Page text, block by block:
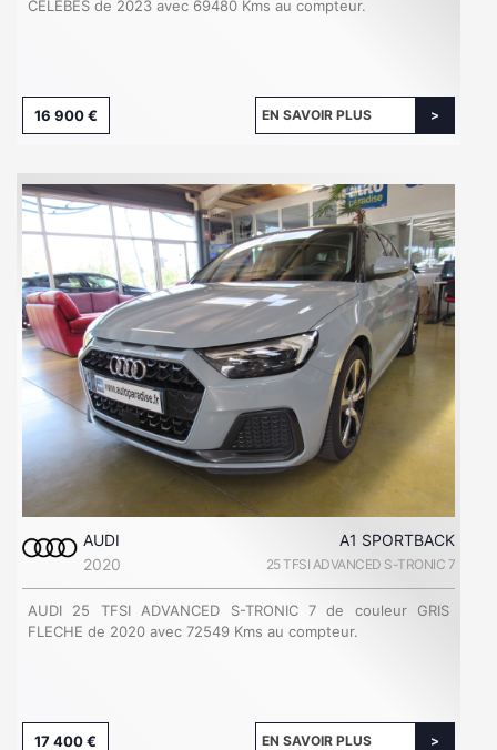
CÉLÈBES de 2023 avec 69480 Kms au compteur.
16 900 € EN SAVOIR PLUS
AUDI
A1 SPORTBACK
2020
25 TFSI ADVANCED S-TRONIC 7
AUDI 25 TFSI ADVANCED S-TRONIC 7 de couleur GRIS
FLECHE de 2020 avec 72549 Kms au compteur.
17 400 € EN SAVOIR PLUS